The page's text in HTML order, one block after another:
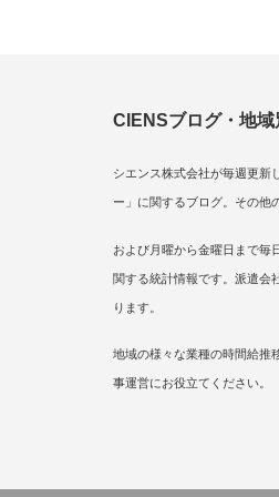
CIENSブログ・地
シエンス株式会社が毎週更新
ー」に関するブログ。その他
および月曜から金曜日まで毎
関する統計情報です。派遣会
ります。
地域の様々な業種の時間給推
事運営にお役立てください。